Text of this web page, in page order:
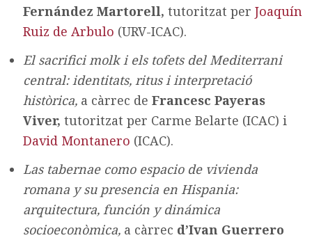
Fernández Martorell,tutoritzat per Joaquín
Ruiz de Arbulo (URV-ICAC).
El sacrifici molk i els tofets del Mediterrani
central: identitats, ritus i interpretació
històrica, a càrrec deFrancesc Payeras
Viver, tutoritzat per Carme Belarte (ICAC) i
David Montanero (ICAC).
Las tabernae como espacio de vivienda
romana y su presencia en Hispania:
arquitectura, función y dinámica
socioeconòmica, a càrrec d’Ivan Guerrero